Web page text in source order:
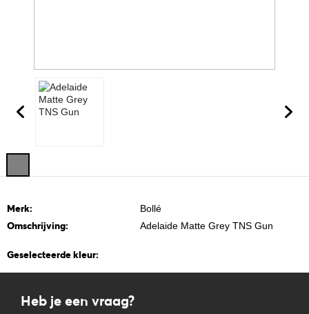
Merk: Bollé
Omschrijving: Adelaide Matte Grey TNS Gun
Geselecteerde kleur:
Heb je een vraag?